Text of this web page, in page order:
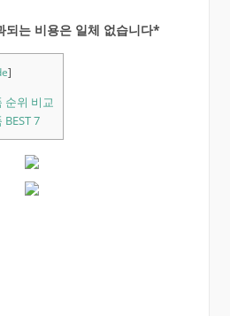
되는 비용은 일체 없습니다*
]
순위 비교
7